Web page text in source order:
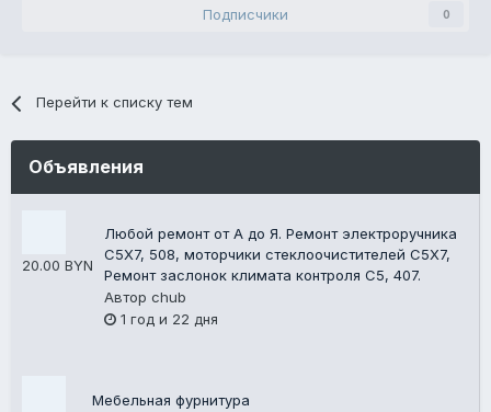
Подписчики 0
Перейти к списку тем
Объявления
20.00 BYN
Любой ремонт от А до Я. Ремонт электроручника
C5X7, 508, моторчики стеклоочистителей C5X7,
Ремонт заслонок климата контроля C5, 407.
Автор chub
1 год и 22 дня
Мебельная фурнитура